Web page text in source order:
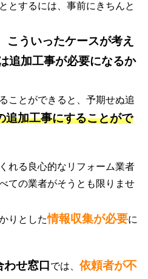
とするには、事前にきちんと
こういったケースが考え
追加工事が必要になるか
ことができると、予期せぬ追
追加工事にすることがで
れる良心的なリフォーム業者
ての業者がそうとも限りませ
りとした情報収集が必要に
わせ窓口 では、 依頼者が不